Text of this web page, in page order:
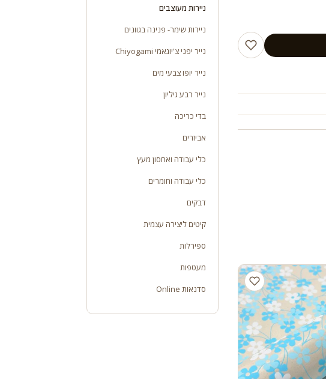
ניירות מעוצבים
ניירות שימר- פנינה בגוונים
נייר יפני צ'יוגאמי Chiyogami
נייר יופו צבעי מים
נייר רבע גיליון
בדי כריכה
אביזרים
כלי עבודה ואחסון מעץ
כלי עבודה וחומרים
דבקים
קיטים ליצירה עצמית
ספירלות
מעטפות
סדנאות Online